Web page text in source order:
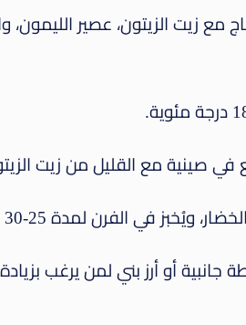
صينية مع القليل من زيت
الفرن لمدة 25-30 دقيقة حتى ينضج تمامًا.
أو أرز بني لمن يرغب